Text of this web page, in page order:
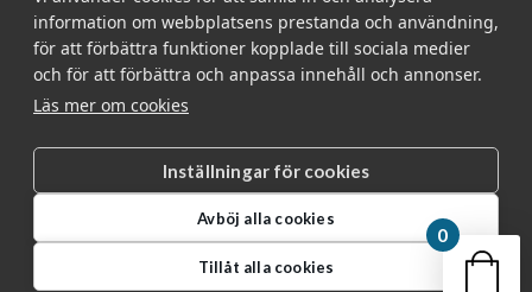
information om webbplatsens prestanda och användning,
för att förbättra funktioner kopplade till sociala medier
och för att förbättra och anpassa innehåll och annonser.
Läs mer om cookies
Inställningar för cookies
Avböj alla cookies
Tillåt alla cookies
Garnr Sverige AB © 2026 |
info@garnr.se
|
031 - 92 94 92
Din
0